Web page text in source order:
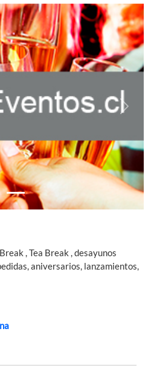
Next
, Tea Break , desayunos
aniversarios, lanzamientos,